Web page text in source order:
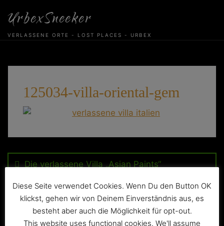
content
UrbexSneeker
VERLASSENE ORTE - LOST PLACES - URBEX
125034-villa-oriental-gem
Die verlassene Villa „Asian Paints“
Diese Seite verwendet Cookies. Wenn Du den Button OK
klickst, gehen wir von Deinem Einverständnis aus, es
besteht aber auch die Möglichkeit für opt-out.
This website uses functional cookies. We'll assume